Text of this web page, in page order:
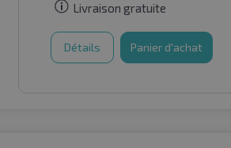
Livraison gratuite
Détails Panier d'achat